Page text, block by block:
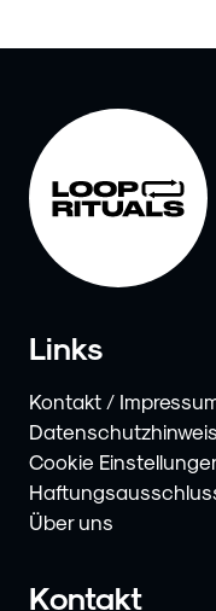
Links
Kontakt /
Cookie
Über uns
Kontakt